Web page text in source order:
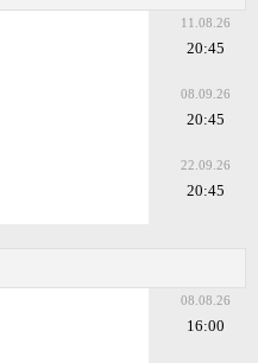
11.08.26
20:45
08.09.26
20:45
22.09.26
20:45
08.08.26
16:00